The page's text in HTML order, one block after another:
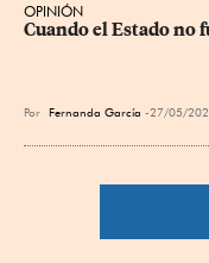
OPINIÓN
Cuando el Estado no
Por Fernanda García 27/05/